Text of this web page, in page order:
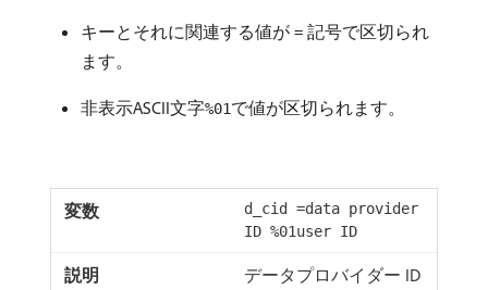
キーとそれに関連する値が = 記号で区切られ
ます。
非表示ASCII文字%01で値が区切られます。
d_cid =data provider
ID %01user ID
データプロバイダー ID